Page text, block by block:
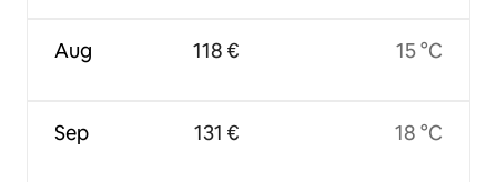
Aug
Sep
118 €
131 €
15 °C
18 °C